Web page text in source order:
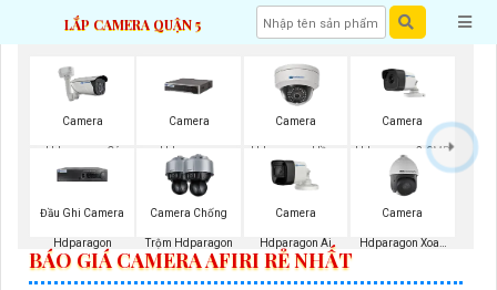
LẮP CAMERA QUẬN 5
Camera
Hdparagon Có
Màu Ban Đêm
Camera
Hdparagon
Starlight
Camera
Hdparagon Hồng
Ngoại
Camera
Hdparagon 2.0MP
Đầu Ghi Camera
Hdparagon
Camera Chống
Trộm Hdparagon
Camera
Hdparagon Ai
Camera
Hdparagon Xoay
BÁO GIÁ CAMERA AFIRI RẺ NHẤT